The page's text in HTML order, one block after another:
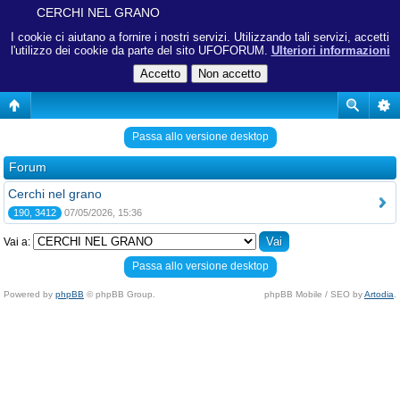
I cookie ci aiutano a fornire i nostri servizi. Utilizzando tali servizi, accetti
l'utilizzo dei cookie da parte del sito UFOFORUM. Ulteriori informazioni
CERCHI NEL GRANO
Passa allo versione desktop
Forum
Cerchi nel grano
190, 3412 07/05/2026, 15:36
Vai a:
Passa allo versione desktop
Powered by phpBB © phpBB Group. phpBB Mobile / SEO byArtodia